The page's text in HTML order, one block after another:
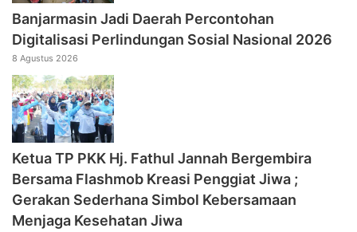
Banjarmasin Jadi Daerah Percontohan
Digitalisasi Perlindungan Sosial Nasional 2026
8 Agustus 2026
‎Ketua TP PKK Hj. Fathul Jannah Bergembira
Bersama Flashmob Kreasi Penggiat Jiwa ;
Gerakan Sederhana Simbol Kebersamaan
Menjaga Kesehatan Jiwa